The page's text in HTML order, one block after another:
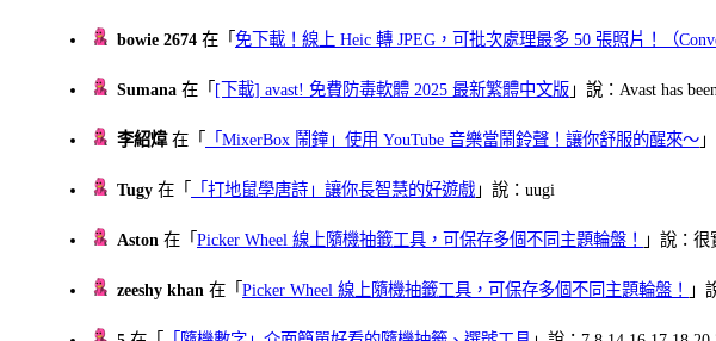
bowie 2674 在「免下載！線上 Heic 轉 JPEG，可批次處理最多 50 張照片！（
Sumana 在「 [下載] avast! 免費防毒軟體 2025 最新繁體中文版 」說：Avast has
李紹煒在「 「MixerBox 鬧鐘」使用 YouTube 音樂當鬧鈴聲！讓你舒服的醒來～
Tugy 在「 「打地鼠學唐詩」讓你長智慧的好遊戲 」說：uugi
Aston 在「Picker Wheel 線上隨機抽籤工具，可保存多個不同主題輪盤！ 」說：
zeeshy khan 在「Picker Wheel 線上隨機抽籤工具，可保存多個不同主題輪盤！ 」